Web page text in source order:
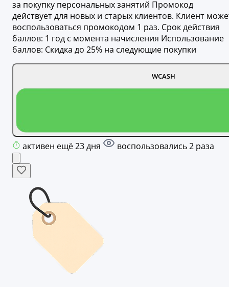
за покупку персональных занятий Промокод
действует для новых и старых клиентов. Клиент
воспользоваться промокодом 1 раз. Срок действия
баллов: 1 год с момента начисления Использование
баллов: Скидка до 25% на следующие покупки
WCASH
активен ещё 23 дня воспользовались 2 раза